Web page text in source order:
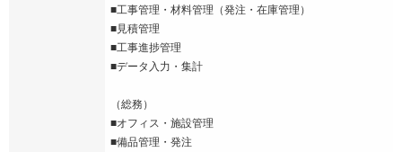
■工事管理・材料管理（発注・在庫管理）
■見積管理
■工事進捗管理
■データ入力・集計
（総務）
■オフィス・施設管理
■備品管理・発注